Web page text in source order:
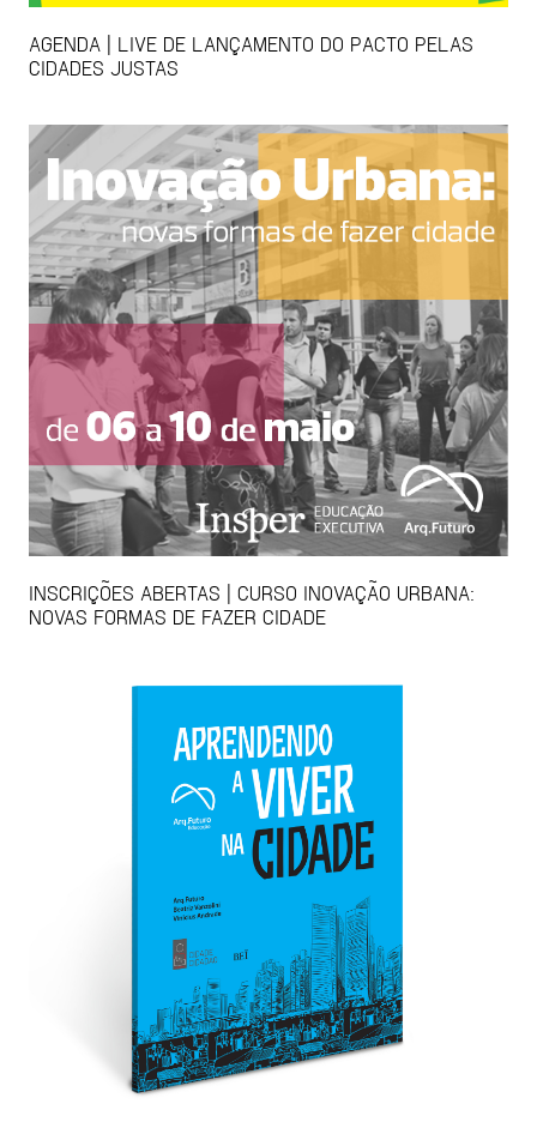
AGENDA | LIVE DE LANÇAMENTO DO PACTO PELAS
CIDADES JUSTAS
INSCRIÇÕES ABERTAS | CURSO INOVAÇÃO URBANA:
NOVAS FORMAS DE FAZER CIDADE